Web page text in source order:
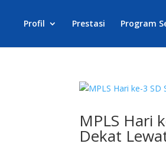
Profil Prestasi Program
MPLS Hari
Dekat